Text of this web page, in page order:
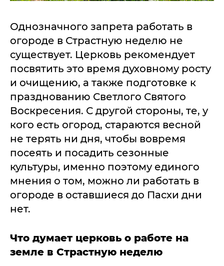
Однозначного запрета работать в
огороде в Страстную неделю не
существует. Церковь рекомендует
посвятить это время духовному росту
и очищению, а также подготовке к
празднованию Светлого Святого
Воскресения. С другой стороны, те, у
кого есть огород, стараются весной
не терять ни дня, чтобы вовремя
посеять и посадить сезонные
культуры, именно поэтому единого
мнения о том, можно ли работать в
огороде в оставшиеся до Пасхи дни
нет.
Что думает церковь о работе на
земле в Страстную неделю